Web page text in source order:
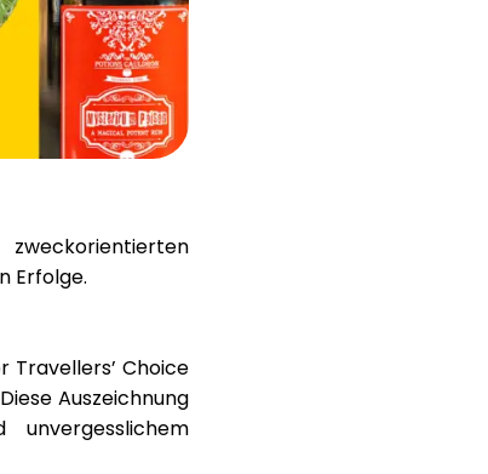
Erfolge.
Travellers’ Choice
Auszeichnung